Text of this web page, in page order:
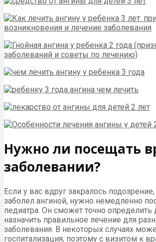
Нужно ли посещать
заболевании?
Если у вас вдруг закралось
заболел ангиной, нужно немедленно
педиатра. Он сможет точно определить
назначить правильное лечение для
заболевания. В некоторых случаях
госпитализация, поэтому с визитом к